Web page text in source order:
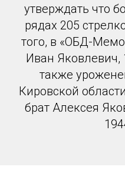
утверждать что
рядах 205
того, в «ОБД-
Иван Яковлевич,
также
Кировской
брат Алексея